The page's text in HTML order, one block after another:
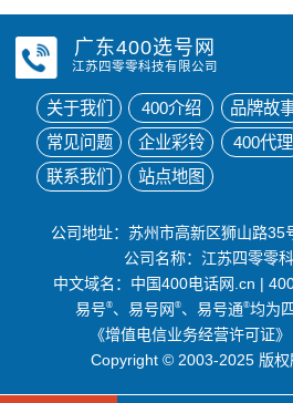
广东400选号网
江苏四零零科技有限公司
关于我们 400介绍 品牌故
常见问题
企业彩铃 400代理
联系我们
站点地图
公司地址：苏州市高新区狮山路35
公司名称：江苏四零零
中文域名： 中国400电话网.cn |
易号®、易号网®、易号通®均为
《增值电信业务经营许可证》
Copyright © 2003-2025 版